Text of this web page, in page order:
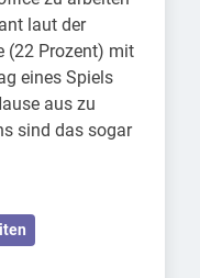
laut der
(22 Prozent) mit
eines Spiels
aus zu
sind das sogar